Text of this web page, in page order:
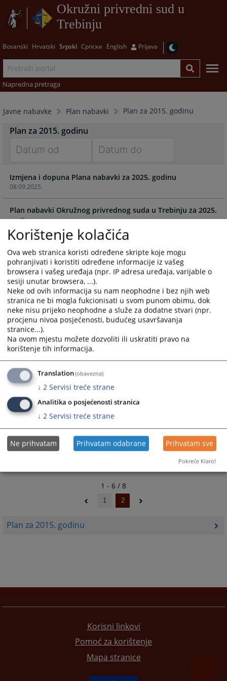
Okružni privredni sud u
Trebinju
Bosanski Hrvatski Srpski Српски English Prijava
Napredna pretraga
Javne nabavke Plan nabavki Plan za 2015. godinu
Plan za 2015. godinu
Plan za 2015. godinu
forward
to
interact
with
the
calendar
select
a
date.
Press
the
question
mark
key
to
the
keyboard
shortcuts
for
changing
forward
interact
with
the
calendar
select
a
date.
Press
the
question
mark
key
to
keyboard
shortcuts
for
changing
08.09.2025.
Izmjena i dopuna Plana nabavki za 2025. godinu
29.01.2025.
Plan nabavki Okružnog privrednog suda u Trebinju za 2025.
godinu
06.06.2023.
Plan nabavki Okružnog privrednog suda u Trebinju za 2023.
godinu
24.03.2022.
Plan nabavki Okružnog privrednog suda u Trebinju za
2022.godinu
07.06.2021.
Plan nabavki Okružnog privrednog suda u Trebinju za
2021.godinu
14.02.2020.
Plan nabavki Okružnog privrednog suda u Trebinju za
2020.godinu.
1 - 6 / 8
1 2
Korisni linkovi
Pomoć za korištenje
Mapa stranice
Korištenje kolačića
Ova web stranica koristi određene skripte koje mogu
pohranjivati i koristiti određene informacije iz vašeg
browsera i vašeg uređaja (npr. IP adresa uređaja, varijable o
sesiji unutar browsera, ...).
Neke od ovih informacija su nam neophodne i bez njih web
stranica ne bi mogla fukcionisati u svom punom obimu, dok
neke nisu prijeko neophodne a služe za dodatne stvari (npr.
procjenu nivoa posjećenosti, budućeg usavršavanja
stranice...).
Na ovom mjestu možete dozvoliti ili uskratiti pravo na
korištenje tih informacija.
Translation(obavezna)
↓ 2 Servisi treće strane
Analitika o posjećenosti stranica
↓ 2 Servisi treće strane
Ne prihvatam Prihvatam odabrane Prihvatam sve
Pokreće Klaro!